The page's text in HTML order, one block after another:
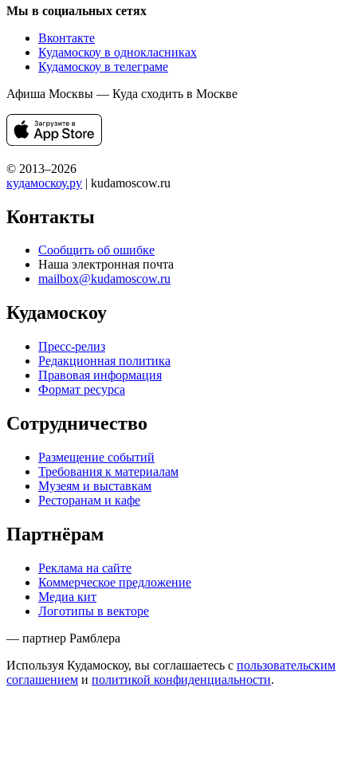
Мы в социальных сетях
Вконтакте
Кудамоскоу в однокласниках
Кудамоскоу в телеграме
Афиша Москвы — Куда сходить в Москве
© 2013–2026
кудамоскоу.ру | kudamoscow.ru
Контакты
Сообщить об ошибке
Наша электронная почта
mailbox@kudamoscow.ru
Кудамоскоу
Пресс-релиз
Редакционная политика
Правовая информация
Формат ресурса
Сотрудничество
Размещение событий
Требования к материалам
Музеям и выставкам
Ресторанам и кафе
Партнёрам
Реклама на сайте
Коммерческое предложение
Медиа кит
Логотипы в векторе
— партнер Рамблера
Используя Кудамоскоу, вы соглашаетесь с пользовательским
соглашением и политикой конфиденциальности.